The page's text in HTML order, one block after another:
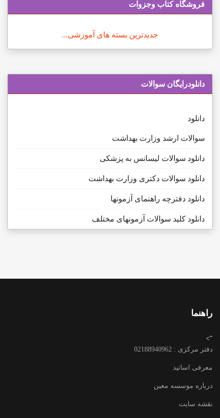
فروشگاه کتاب وجزوات
جدیدترین بسته های آموزشی...
دانلودرایگان سوالات
دانلود
سوالات ارشد وزارت بهداشت
دانلود سوالات لیسانس به پزشکی
دانلود سوالات دکتری وزارت بهداشت
دانلود دفترچه راهنمای آزمونها
دانلود کلید سوالات آزمونهای مختلف
راهنما
">
دفتر مرکزی : 02188940962
معرفی اساتید
درباره موسسه معین
نقشه سایت